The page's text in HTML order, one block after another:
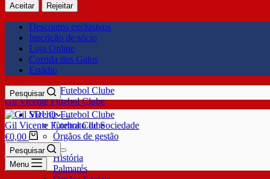
Aceitar Rejeitar
Descontos exclusivos
Inscrição de sócio
Loja Online
Corrida dos Galos
Estádio
Gil Vicente Futebol Clube
Pesquisar
SDUQ
Contrato de Sociedade
Órgãos de gestão
Clube
História
Palmarés
Gil Vicente Futebol Clube
€0,00
Pesquisar
Menu